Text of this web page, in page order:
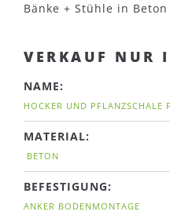
Bänke + Stühle in Beton
VERKAUF NUR
NAME:
HOCKER UND PFLANZSCHALE
MATERIAL:
BETON
BEFESTIGUNG:
ANKER BODENMONTAGE